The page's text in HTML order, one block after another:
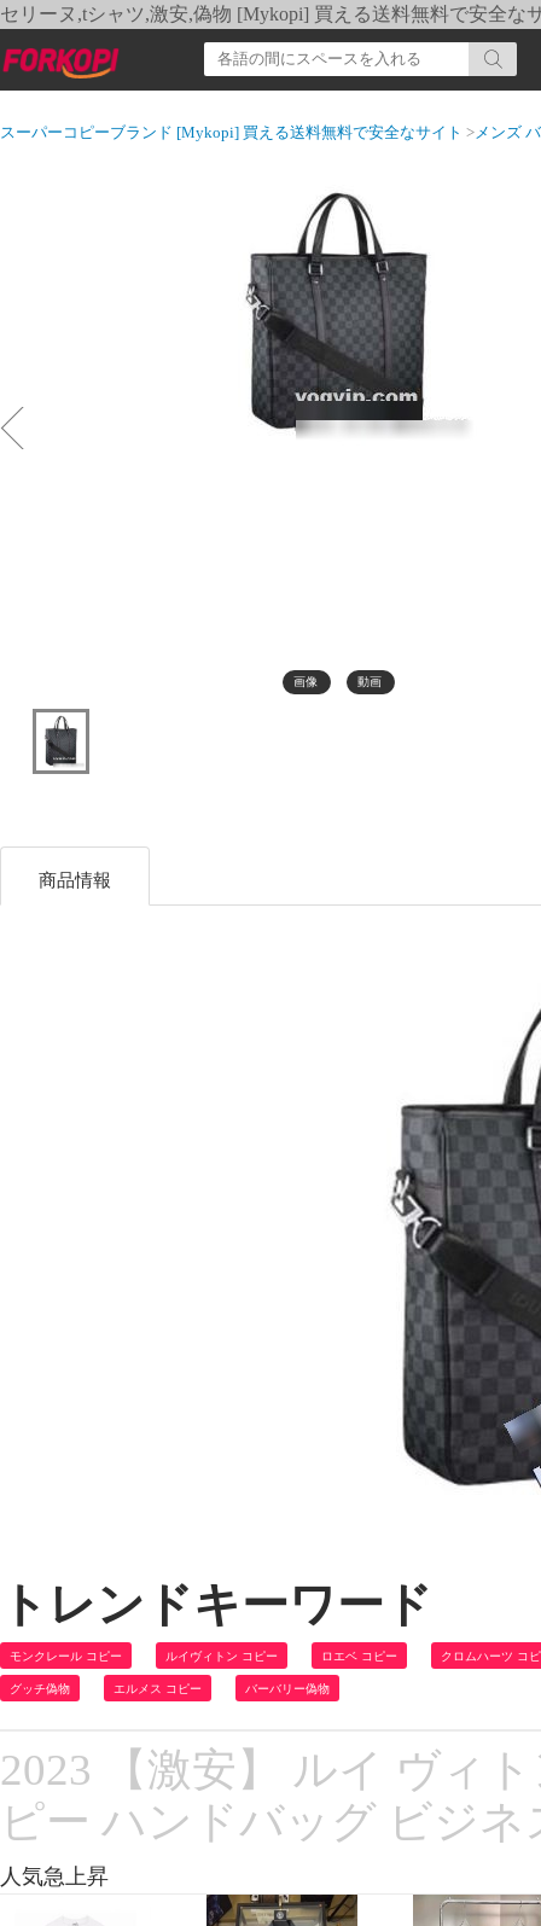
セリーヌ,tシャツ,激安,偽物 [Mykopi] 買える送料無料で安全な
スーパーコピーブランド [Mykopi] 買える送料無料で安全なサイト >メンズ
画像 動画
商品情報
トレンドキーワード
モンクレール コピー ルイヴィトン コピー ロエベ コピー クロムハーツ コ
グッチ偽物 エルメス コピー バーバリー偽物
2023 【激安】 ルイ ヴィ
ピー ハンドバッグ ビジ
人気急上昇